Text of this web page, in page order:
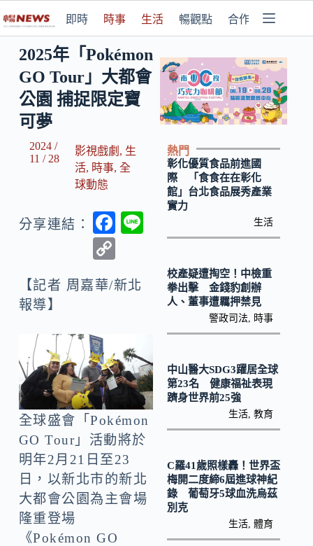
即時 時事 生活 暢觀點 合作媒體
2025年「Pokémon
GO Tour」大都會
公園 捕捉限定寶
可夢
2024 /
11 / 28
影視戲劇 , 生
活, 時事, 全
球動態
分享連結：
F
b
k
p
n
k
【記者 周嘉華/新北
報導】
全球盛會「Pokémon
GO Tour」活動將於
明年2月21日至23
日，以新北市的新北
大都會公園為主會場
隆重登場
《Pokémon GO
熱門
彰化優質食品前進國
際 「食食在在彰化
館」台北食品展秀產業
實力
生活
校產疑遭掏空！中檢重
拳出擊 金錢豹創辦
人、董事遭羈押禁見
警政司法 時事
中山醫大SDG3躍居全球
第23名 健康福祉表現
躋身世界前25強
生活 ,教育
C羅41歲照樣轟！世界盃
梅開二度締6屆進球神紀
錄 葡萄牙5球血洗烏茲
別克
生活 ,體育